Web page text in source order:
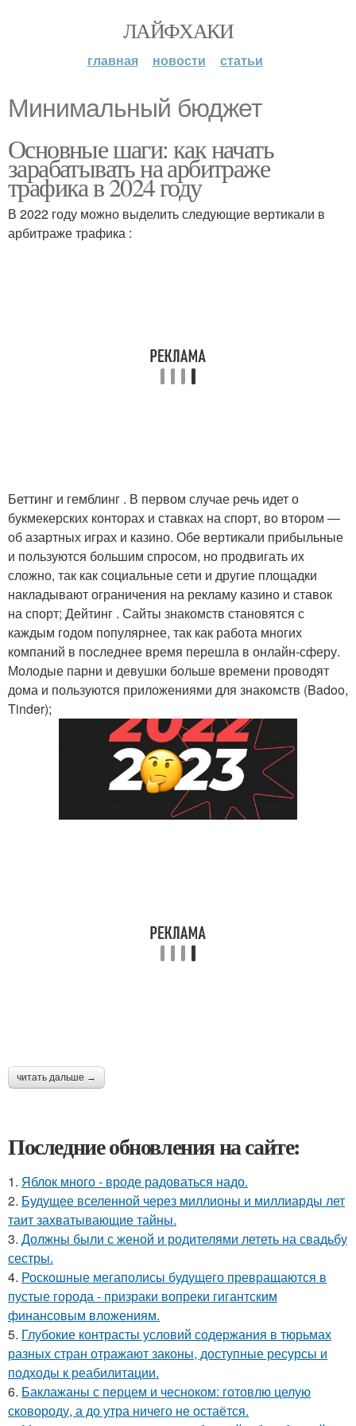
ЛАЙФХАКИ
главная новости статьи
Минимальный бюджет
Основные шаги: как начать
зарабатывать на арбитраже
трафика в 2024 году
В 2022 году можно выделить следующие вертикали в
арбитраже трафика :
Беттинг и гемблинг . В первом случае речь идет о
букмекерских конторах и ставках на спорт, во втором —
об азартных играх и казино. Обе вертикали прибыльные
и пользуются большим спросом, но продвигать их
сложно, так как социальные сети и другие площадки
накладывают ограничения на рекламу казино и ставок
на спорт; Дейтинг . Сайты знакомств становятся с
каждым годом популярнее, так как работа многих
компаний в последнее время перешла в онлайн-сферу.
Молодые парни и девушки больше времени проводят
дома и пользуются приложениями для знакомств (Badoo,
Tinder);
читать дальше →
Последние обновления на сайте:
1. Яблок много - вроде радоваться надо.
2. Будущее вселенной через миллионы и миллиарды лет
таит захватывающие тайны.
3. Должны были с женой и родителями лететь на свадьбу
сестры.
4. Роскошные мегаполисы будущего превращаются в
пустые города - призраки вопреки гигантским
финансовым вложениям.
5. Глубокие контрасты условий содержания в тюрьмах
разных стран отражают законы, доступные ресурсы и
подходы к реабилитации.
6. Баклажаны с перцем и чесноком: готовлю целую
сковороду, а до утра ничего не остаётся.